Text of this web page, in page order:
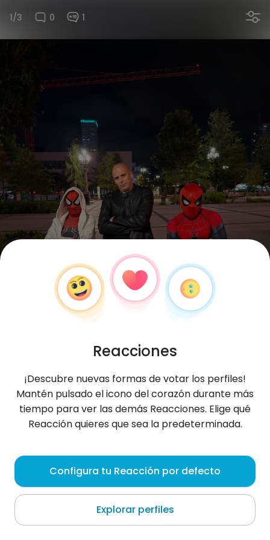
1/3 0 1
Michał , 28
Warszawa
Wyskoczymy na pizzę? :D
Reacciones
¡Descubre nuevas formas de votar los perfiles!
Mantén pulsado el icono del corazón durante más
tiempo para ver las demás Reacciones. Elige qué
Reacción quieres que sea la predeterminada.
Configura tu Reacción por defecto
Explorar perfiles